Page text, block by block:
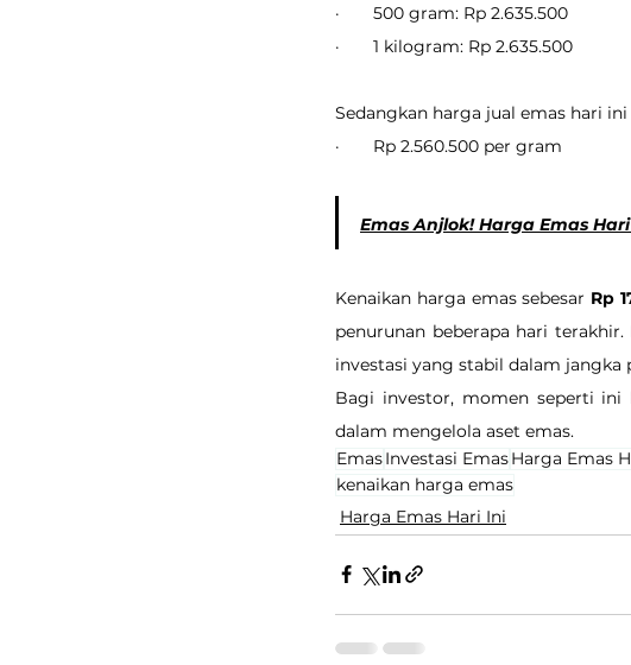
·       500 gram: Rp 2.635.500
·       1 kilogram: Rp 2.635.500
Sedangkan harga jual emas hari ini
·       Rp 2.560.500 per gram
Emas Anjlok! Harga Emas
Kenaikan harga emas sebesar Rp
penurunan beberapa hari
investasi yang stabil dalam jangka
Bagi investor, momen seperti
dalam mengelola aset emas.
EmasInvestasi EmasHarga Emas
kenaikan harga emas
Harga Emas Hari Ini